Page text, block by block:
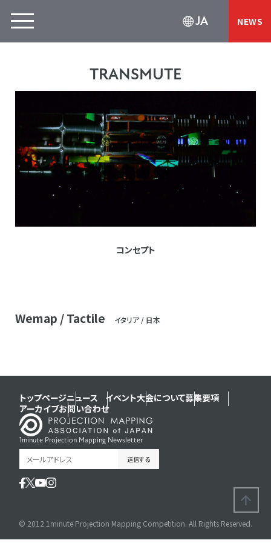
JA NEWS
TRANSMUTE
コンセプト
Wemap / Tactile イタリア / 日本
トップページニュース イベント大会について募集要項
アーカイブお問い合わせ
1minute Projection Mapping Newsletter
© 2012 1minute Projection Mapping Competition. All Rights Reserved.